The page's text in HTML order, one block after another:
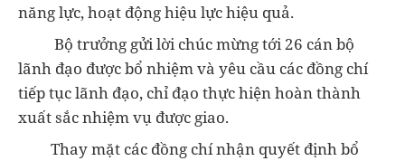
năng lực, hoạt động hiệu lực hiệu quả.
Bộ trưởng gửi lời chúc mừng tới 26 cán bộ
lãnh đạo được bổ nhiệm và yêu cầu các đồng chí
tiếp tục lãnh đạo, chỉ đạo thực hiện hoàn thành
xuất sắc nhiệm vụ được giao.
Thay mặt các đồng chí nhận quyết định bổ